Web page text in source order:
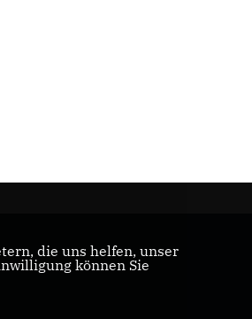
die uns helfen, unser
können Sie